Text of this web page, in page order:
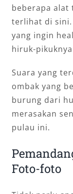
beberapa alat
terlihat di sini.
yang ingin
hiruk-
Suara yang
ombak yang
burung dari
merasakan
pulau ini.
Foto-foto